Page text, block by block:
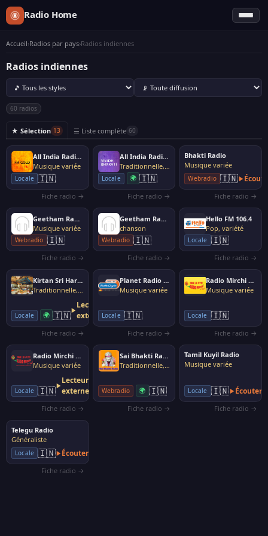
Radio Home
Accueil›Radios par pays›Radios indiennes
Radios indiennes
60 radios
★ Sélection 13 ☰ Liste complète 60
All India Radio - FM Gold
Musique variée
Locale 🇮🇳
Fiche radio →
All India Radio - Vividh Bharati
Traditionnelle, folk
Locale 🌍 🇮🇳
Fiche radio →
Bhakti Radio
Musique variée
Webradio 🇮🇳
Fiche radio →
Geetham Radio
Musique variée
Webradio 🇮🇳
Fiche radio →
Geetham Radio - Old Songs
chanson
Webradio 🇮🇳
Fiche radio →
Hello FM 106.4
Pop, variété
Locale 🇮🇳
Fiche radio →
Kirtan Sri Harmandir Sahib
Traditionnelle, folk
Locale 🌍 🇮🇳
Lecteur
externe
Fiche radio →
Planet Radio City - Hindi
Musique variée
Locale 🇮🇳
Fiche radio →
Radio Mirchi 98.3
Musique variée
Locale 🇮🇳
Fiche radio →
Radio Mirchi 98.3 Hyderabad
Musique variée
Locale 🇮🇳
Lecteur
externe
Fiche radio →
Sai Bhakti Radio
Traditionnelle, folk
Webradio 🌍 🇮🇳
Fiche radio →
Tamil Kuyil Radio
Musique variée
Locale 🇮🇳 Écouter
Fiche radio →
Telegu Radio
Généraliste
Locale 🇮🇳 Écouter
Fiche radio →